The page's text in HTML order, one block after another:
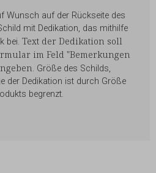
Wunsch auf der Rückseite des
mit Dedikation, das mithilfe
bei. Text der Dedikation soll
im Feld "Bemerkungen
. Größe des Schilds,
der Dedikation ist durch Größe
begrenzt.